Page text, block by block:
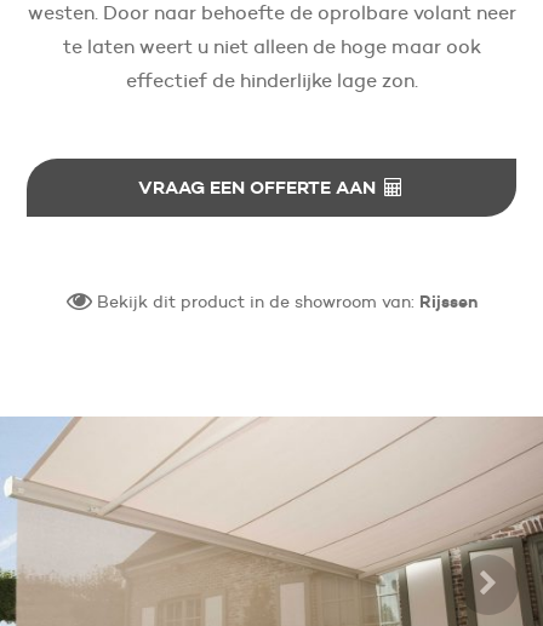
westen. Door naar behoefte de oprolbare volant neer
te laten weert u niet alleen de hoge maar ook
effectief de hinderlijke lage zon.
VRAAG EEN OFFERTE AAN
Bekijk dit product in de showroom van: Rijssen